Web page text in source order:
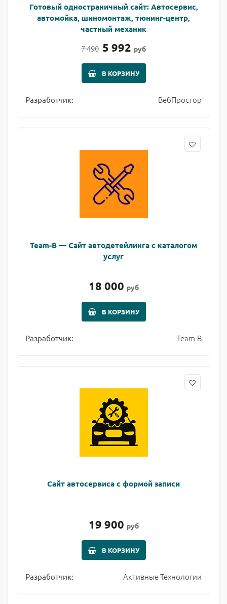
Готовый одностраничный сайт: Автосервис,
автомойка, шиномонтаж, тюнинг-центр,
частный механик
7 490 5 992 руб
В КОРЗИНУ
Разработчик: ВебПростор
Team-B — Сайт автодетейлинга с каталогом
услуг
18 000 руб
В КОРЗИНУ
Разработчик: Team-B
Сайт автосервиса с формой записи
19 900 руб
В КОРЗИНУ
Разработчик: Активные Технологии